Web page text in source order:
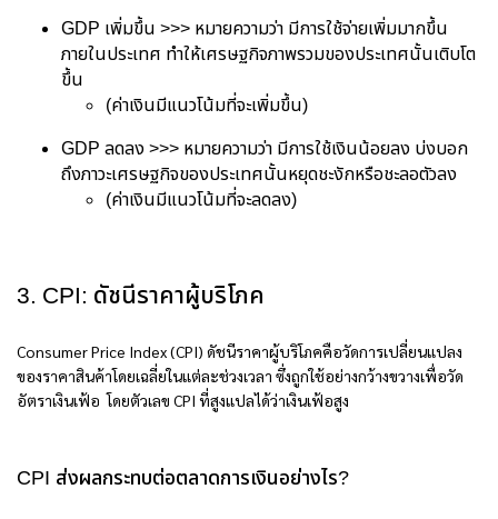
GDP เพิ่มขึ้น >>> หมายความว่า มีการใช้จ่ายเพิ่มมากขึ้น
ภายในประเทศ ทำให้เศรษฐกิจภาพรวมของประเทศนั้นเติบโต
ขึ้น
(ค่าเงินมีแนวโน้มที่จะเพิ่มขึ้น)
GDP ลดลง >>> หมายความว่า มีการใช้เงินน้อยลง บ่งบอก
ถึงภาวะเศรษฐกิจของประเทศนั้นหยุดชะงักหรือชะลอตัวลง
(ค่าเงินมีแนวโน้มที่จะลดลง)
3. CPI: ดัชนีราคาผู้บริโภค
Consumer Price Index (CPI) ดัชนีราคาผู้บริโภคคือวัดการเปลี่ยนแปลง
ของราคาสินค้าโดยเฉลี่ยในแต่ละช่วงเวลา ซึ่งถูกใช้อย่างกว้างขวางเพื่อวัด
อัตราเงินเฟ้อ โดยตัวเลข CPI ที่สูงแปลได้ว่าเงินเฟ้อสูง
CPI ส่งผลกระทบต่อตลาดการเงินอย่างไร?